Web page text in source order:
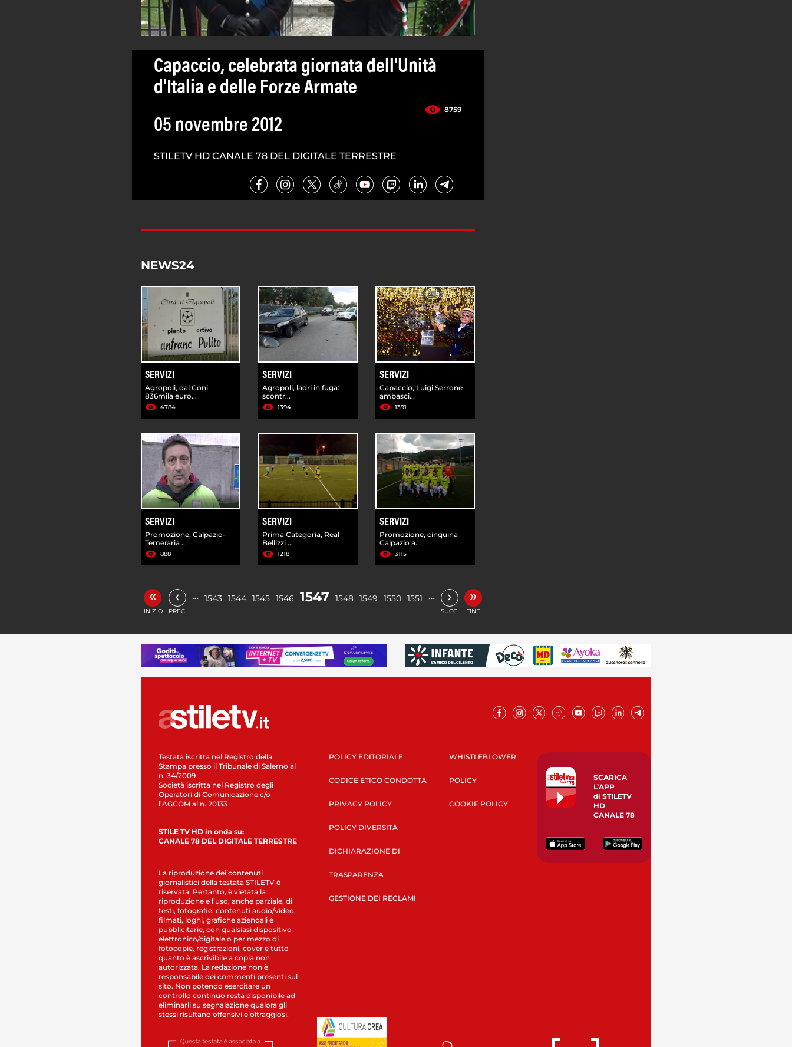
Capaccio, celebrata giornata dell'Unità
d'Italia e delle Forze Armate
8759
05 novembre 2012
STILETV HD CANALE 78 DEL DIGITALE TERRESTRE
NEWS24
SERVIZI
Agropoli, dal Coni
836mila euro...
4784
SERVIZI
Agropoli, ladri in fuga:
scontr...
1394
SERVIZI
Capaccio, Luigi Serrone
ambasci...
1391
SERVIZI
Promozione, Calpazio-
Temeraria ...
888
SERVIZI
Prima Categoria, Real
Bellizzi ...
1218
SERVIZI
Promozione, cinquina
Calpazio a...
3115
«
INIZIO
‹
PREC.
… 1543 1544 1545 1546 1547 1548 1549 1550 1551 … ›
SUCC.
»
FINE
Testata iscritta nel Registro della
Stampa presso il Tribunale di Salerno al
n. 34/2009
Società iscritta nel Registro degli
Operatori di Comunicazione c/o
l’AGCOM al n. 20133
STILE TV HD in onda su:
CANALE 78 DEL DIGITALE TERRESTRE
La riproduzione dei contenuti
giornalistici della testata STILETV è
riservata. Pertanto, è vietata la
riproduzione e l’uso, anche parziale, di
testi, fotografie, contenuti audio/video,
filmati, loghi, grafiche aziendali e
pubblicitarie, con qualsiasi dispositivo
elettronico/digitale o per mezzo di
fotocopie, registrazioni, cover e tutto
quanto è ascrivibile a copia non
autorizzata. La redazione non è
responsabile dei commenti presenti sul
sito. Non potendo esercitare un
controllo continuo resta disponibile ad
eliminarli su segnalazione qualora gli
stessi risultano offensivi e oltraggiosi.
POLICY EDITORIALE
CODICE ETICO CONDOTTA
PRIVACY POLICY
POLICY DIVERSITÀ
DICHIARAZIONE DI
TRASPARENZA
GESTIONE DEI RECLAMI
WHISTLEBLOWER
POLICY
COOKIE POLICY
SCARICA
L’APP
di STILETV
HD
CANALE 78